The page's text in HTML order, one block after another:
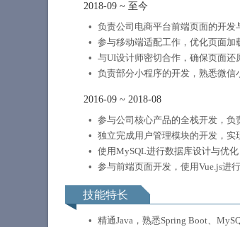
2018-09 ~ 至今
负责公司电商平台前端页面的开发
参与移动端适配工作，优化页面加
与UI设计师密切合作，确保页面还
负责部分小程序的开发，熟悉微信
2016-09 ~ 2018-08
参与公司核心产品的全栈开发，负
独立完成用户管理模块的开发，实
使用MySQL进行数据库设计与优
参与前端页面开发，使用Vue.js进
技能特长
精通Java，熟悉Spring Boot、